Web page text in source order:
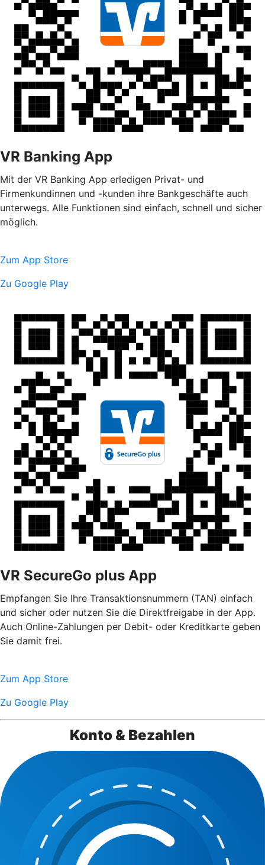
VR Banking App
Mit der VR Banking App erledigen Privat- und
Firmenkundinnen und -kunden ihre Bankgeschäfte auch
unterwegs. Alle Funktionen sind einfach, schnell und sicher
möglich.
Zum App Store
Zu Google Play
VR SecureGo plus App
Empfangen Sie Ihre Transaktionsnummern (TAN) einfach
und sicher oder nutzen Sie die Direktfreigabe in der App.
Auch Online-Zahlungen per Debit- oder Kreditkarte geben
Sie damit frei.
Zum App Store
Zu Google Play
Konto & Bezahlen